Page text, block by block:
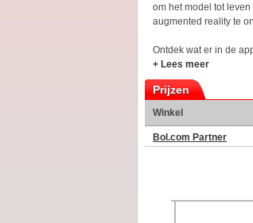
om het model tot
augmented reality te
Ontdek wat er in de
+ Lees meer
Prijzen
Winkel
Bol.com Partner